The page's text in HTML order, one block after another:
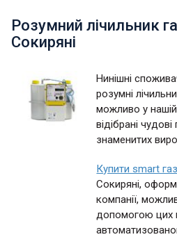
Розумний лічильник
Сокиряні
Нинішні
розумні
можливо у
відібрані
знаменитих
Купити smart
Сокиряні,
компанії,
допомогою цих